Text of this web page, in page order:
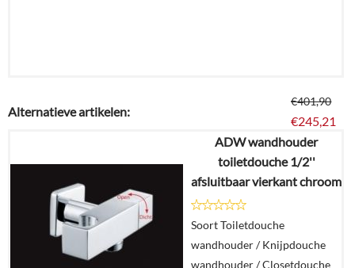
€401,90
€245,21
Details
Alternatieve artikelen:
ADW wandhouder
toiletdouche 1/2''
afsluitbaar vierkant chroom
Soort Toiletdouche
wandhouder / Knijpdouche
wandhouder / Closetdouche